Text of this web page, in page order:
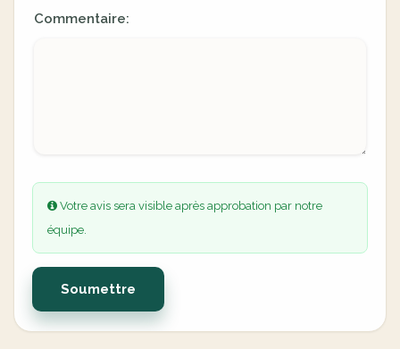
Commentaire:
Votre avis sera visible après approbation par notre
équipe.
Soumettre